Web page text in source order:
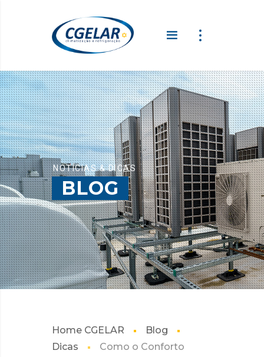
NOTÍCIAS & DICAS
BLOG
Home CGELAR
Blog
Dicas
Como o Conforto